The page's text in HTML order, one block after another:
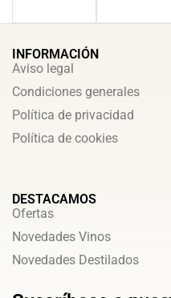
INFORMACIÓN
Aviso legal
Condiciones generales
Política de privacidad
Política de cookies
DESTACAMOS
Ofertas
Novedades Vinos
Novedades Destilados